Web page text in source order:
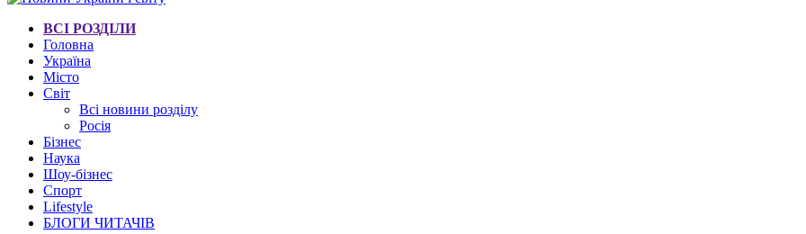
ВСІ РОЗДІЛИ
Головна
Україна
Місто
Світ
Всі новини розділу
Росія
Бізнес
Наука
Шоу-бізнес
Спорт
Lifestyle
БЛОГИ ЧИТАЧІВ